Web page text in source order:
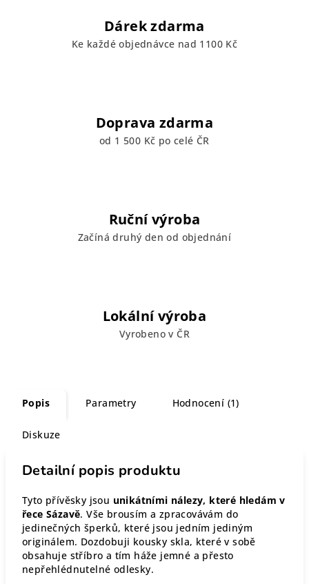
Dárek zdarma
Ke každé objednávce nad 1100 Kč
Doprava zdarma
od 1 500 Kč po celé ČR
Ruční výroba
Začíná druhý den od objednání
Lokální výroba
Vyrobeno v ČR
Popis Parametry Hodnocení (1)
Diskuze
Detailní popis produktu
Tyto přívěsky jsou unikátními nálezy, které hledám v
řece Sázavě. Vše brousím a zpracovávám do
jedinečných šperků, které jsou jedním jediným
originálem. Dozdobuji kousky skla, které v sobě
obsahuje stříbro a tím háže jemné a přesto
nepřehlédnutelné odlesky.